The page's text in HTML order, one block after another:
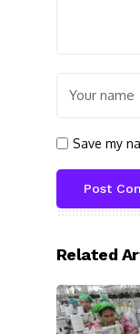
Save my
Related